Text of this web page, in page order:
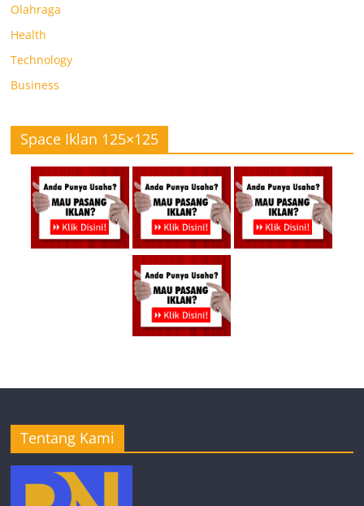
Olahraga
Health
Technology
Business
Space Iklan 125×125
Tentang Kami